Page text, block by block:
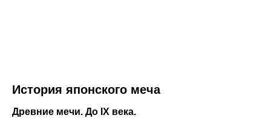
История японского меча
Древние мечи. До IX века.